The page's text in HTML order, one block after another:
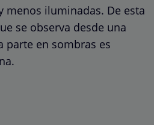
menos iluminadas. De esta
se observa desde una
parte en sombras es